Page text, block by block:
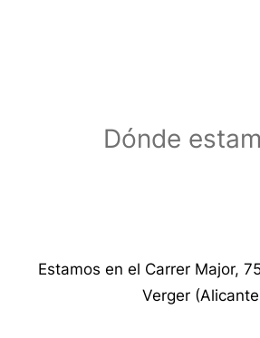
Dónde
Estamos en el Carrer Major,
Verger